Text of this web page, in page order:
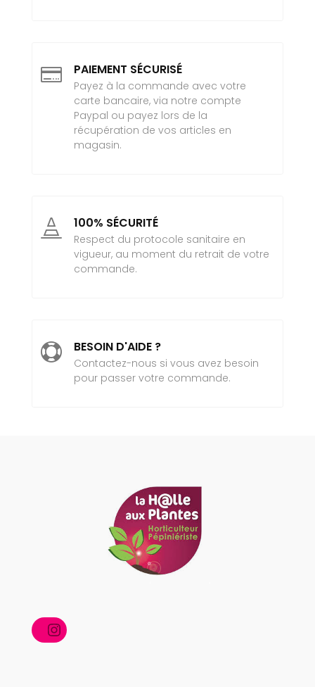
 PAIEMENT SÉCURISÉ
Payez à la commande avec votre
carte bancaire, via notre compte
Paypal ou payez lors de la
récupération de vos articles en
magasin.
 100% SÉCURITÉ
Respect du protocole sanitaire en
vigueur, au moment du retrait de votre
commande.
 BESOIN D'AIDE ?
Contactez-nous si vous avez besoin
pour passer votre commande.
Instagram